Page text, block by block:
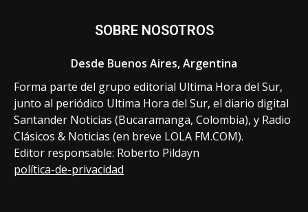
SOBRE NOSOTROS
Desde Buenos Aires, Argentina
Forma parte del grupo editorial Ultima Hora del Sur,
junto al periódico Ultima Hora del Sur, el diario digital
Santander Noticias (Bucaramanga, Colombia), y Radio
Clásicos & Noticias (en breve LOLA FM.COM).
Editor responsable: Roberto Pildayn
política-de-privacidad